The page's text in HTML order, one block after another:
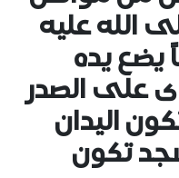
الله عليه
يضع يده
على الصدر
اليدان
تكون